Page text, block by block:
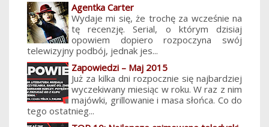
Agentka Carter
Wydaje mi się, że trochę za wcześnie na
tę recenzję. Serial, o którym dzisiaj
opowiem dopiero rozpoczyna swój
telewizyjny podbój, jednak jes...
Zapowiedzi – Maj 2015
Już za kilka dni rozpocznie się najbardziej
wyczekiwany miesiąc w roku. W raz z nim
majówki, grillowanie i masa słońca. Co do
tego ostatnieg...